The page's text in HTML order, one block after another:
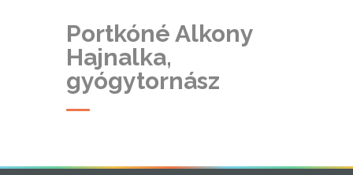
Portkóné Alkony
Hajnalka,
gyógytornász